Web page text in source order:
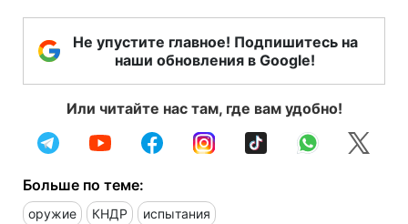
Не упустите главное! Подпишитесь на
наши обновления в Google!
Или читайте нас там, где вам удобно!
Больше по теме:
оружие КНДР испытания